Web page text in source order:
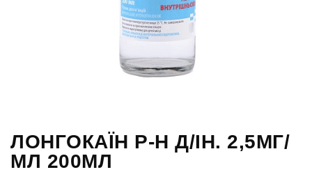
ЛОНГОКАЇН Р-Н Д/ІН. 2,5МГ/
МЛ 200МЛ